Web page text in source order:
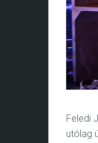
Feledi
utólag